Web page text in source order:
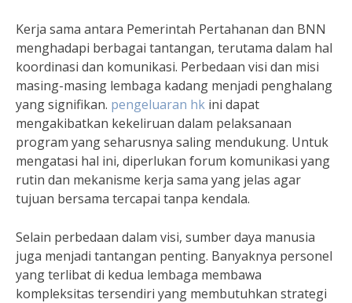
Kerja sama antara Pemerintah Pertahanan dan BNN
menghadapi berbagai tantangan, terutama dalam hal
koordinasi dan komunikasi. Perbedaan visi dan misi
masing-masing lembaga kadang menjadi penghalang
yang signifikan. pengeluaran hk ini dapat
mengakibatkan kekeliruan dalam pelaksanaan
program yang seharusnya saling mendukung. Untuk
mengatasi hal ini, diperlukan forum komunikasi yang
rutin dan mekanisme kerja sama yang jelas agar
tujuan bersama tercapai tanpa kendala.
Selain perbedaan dalam visi, sumber daya manusia
juga menjadi tantangan penting. Banyaknya personel
yang terlibat di kedua lembaga membawa
kompleksitas tersendiri yang membutuhkan strategi